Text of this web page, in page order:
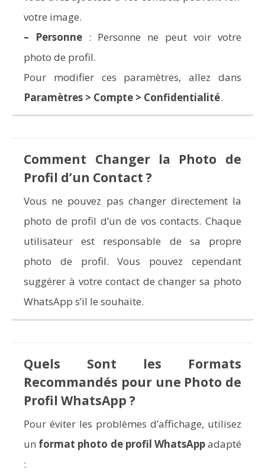
votre image.
–
Personne : Personne ne peut voir votre
photo de profil.
Pour modifier ces paramètres, allez dans
Paramètres > Compte > Confidentialité.
Comment Changer la Photo de
Profil d’un Contact ?
Vous ne pouvez pas changer directement la
photo de profil d’un de vos contacts. Chaque
utilisateur est responsable de sa propre
photo de profil. Vous pouvez cependant
suggérer à votre contact de changer sa photo
WhatsApp s’il le souhaite.
Quels Sont les Formats
Recommandés pour une Photo de
Profil WhatsApp ?
Pour éviter les problèmes d’affichage, utilisez
un format photo de profil WhatsAppadapté
: